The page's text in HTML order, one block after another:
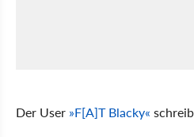
Der User »F[A]T Blacky«